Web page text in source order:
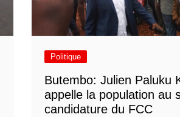
Politique
Butembo: Julien Paluku
appelle la population au
candidature du FCC